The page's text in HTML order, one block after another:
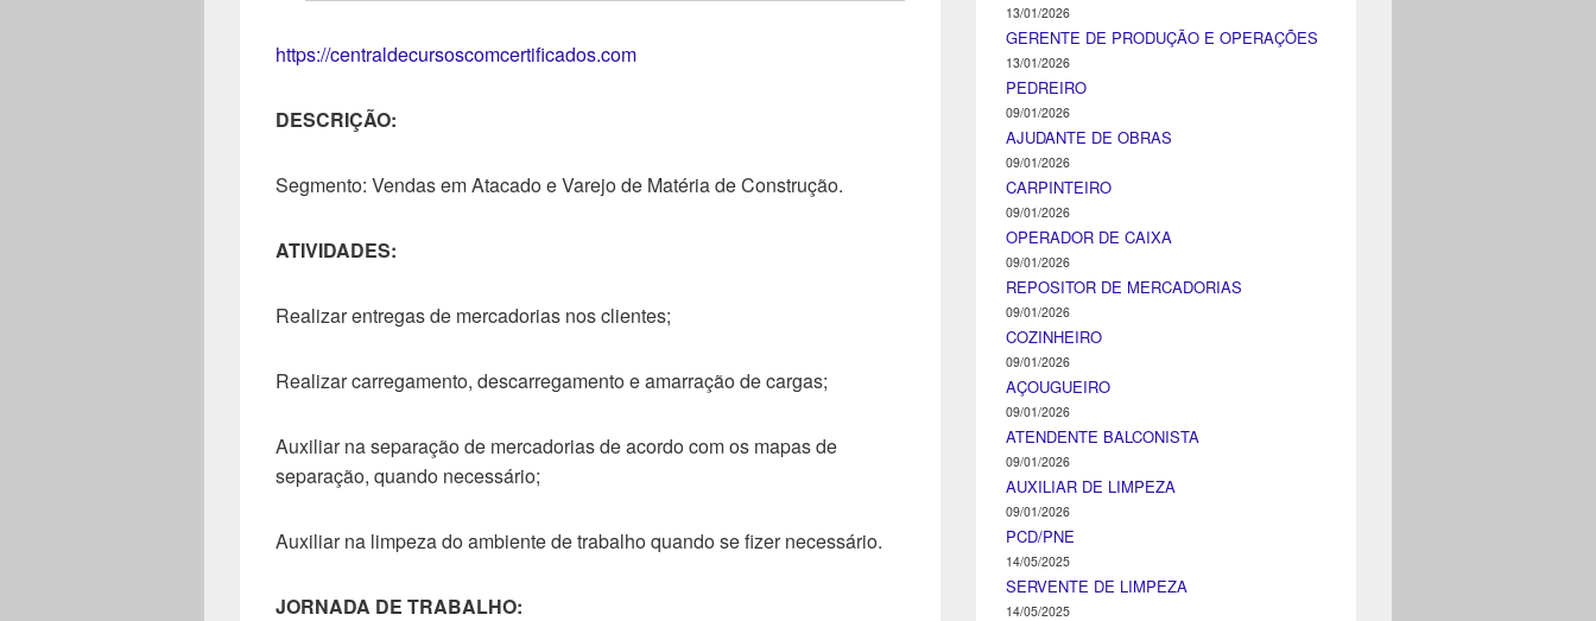
https://centraldecursoscomcertificados.com
DESCRIÇÃO:
Segmento: Vendas em Atacado e Varejo de Matéria de Construção.
ATIVIDADES:
Realizar entregas de mercadorias nos clientes;
Realizar carregamento, descarregamento e amarração de cargas;
Auxiliar na separação de mercadorias de acordo com os mapas de
separação, quando necessário;
Auxiliar na limpeza do ambiente de trabalho quando se fizer necessário.
JORNADA DE TRABALHO:
13/01/2026
GERENTE DE PRODUÇÃO E OPERAÇÕES
13/01/2026
PEDREIRO
09/01/2026
AJUDANTE DE OBRAS
09/01/2026
CARPINTEIRO
09/01/2026
OPERADOR DE CAIXA
09/01/2026
REPOSITOR DE MERCADORIAS
09/01/2026
COZINHEIRO
09/01/2026
AÇOUGUEIRO
09/01/2026
ATENDENTE BALCONISTA
09/01/2026
AUXILIAR DE LIMPEZA
09/01/2026
PCD/PNE
14/05/2025
SERVENTE DE LIMPEZA
14/05/2025